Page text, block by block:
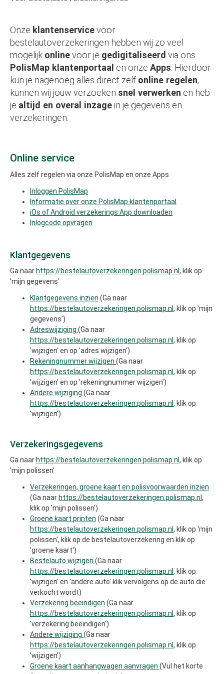
Onze klantenservicevoor
bestelautoverzekeringen hebben wij zo veel
mogelijk onlinevoor je gedigitaliseerd via ons
PolisMap klantenportaal en onze Apps . Hierdoor
kun je nagenoeg alles direct zelf online regelen,
kunnen wij jouw verzoeken snel verwerken en heb
je altijd en overal inzagein je gegevens en
verzekeringen.
Online service
Alles zelf regelen via onze PolisMap en onze Apps
Inloggen PolisMap
Informatie over onze PolisMap klantenportaal
iOs of Android verzekerings App downloaden
Inlogcode opvragen
Klantgegevens
Ga naarhttps://bestelautoverzekeringen.polismap.nl, klik op
'mijn gegevens'
Klantgegevens inzien (Ga naar
https://bestelautoverzekeringen.polismap.nl, klik op 'mijn
gegevens')
Adreswijziging (Ga naar
https://bestelautoverzekeringen.polismap.nl, klik op
'wijzigen' en op 'adres wijzigen')
Rekeningnummer wijzigen (Ga naar
https://bestelautoverzekeringen.polismap.nl, klik op
'wijzigen' en op 'rekeningnummer wijzigen')
Andere wijziging (Ga naar
https://bestelautoverzekeringen.polismap.nl, klik op
'wijzigen')
Verzekeringsgegevens
Ga naarhttps://bestelautoverzekeringen.polismap.nl, klik op
'mijn polissen'
Verzekeringen, groene kaart en polisvoorwaarden inzien
(Ga naarhttps://bestelautoverzekeringen.polismap.nl,
klik op 'mijn polissen')
Groene kaart printen (Ga naar
https://bestelautoverzekeringen.polismap.nl, klik op 'mijn
polissen', klik op de bestelautoverzekering en klik op
'groene kaart')
Bestelauto wijzigen (Ga naar
https://bestelautoverzekeringen.polismap.nl, klik op
'wijzigen' en 'andere auto' klik vervolgens op de auto die
verkocht wordt)
Verzekering beëindigen (Ga naar
https://bestelautoverzekeringen.polismap.nl, klik op
'verzekering beëindigen')
Andere wijziging (Ga naar
https://bestelautoverzekeringen.polismap.nl, klik op
'wijzigen')
Groene kaart aanhangwagen aanvragen (Vul het korte